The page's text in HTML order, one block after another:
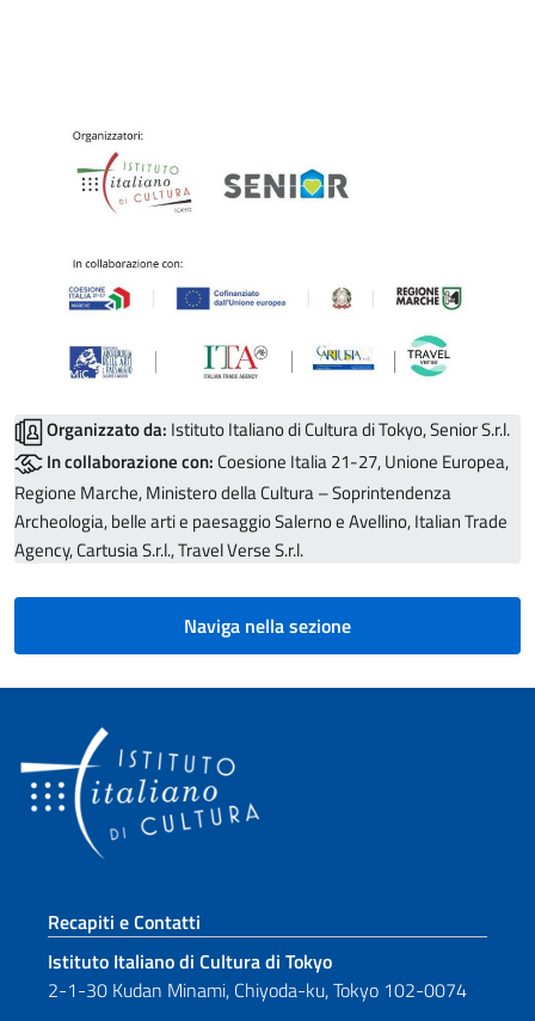
Organizzato da: Istituto Italiano di Cultura di Tokyo, Senior S.r.l.
In collaborazione con: Coesione Italia 21-27, Unione Europea,
Regione Marche, Ministero della Cultura – Soprintendenza
Archeologia, belle arti e paesaggio Salerno e Avellino, Italian Trade
Agency, Cartusia S.r.l., Travel Verse S.r.l.
Naviga nella sezione
Sezione footer
Recapiti e Contatti
Istituto Italiano di Cultura di Tokyo
2-1-30 Kudan Minami, Chiyoda-ku, Tokyo 102-0074